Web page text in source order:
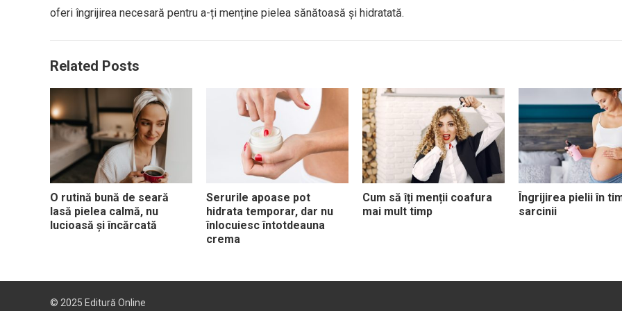
oferi îngrijirea necesară pentru a-ți menține pielea sănătoasă și hidratată.
Related Posts
O rutină bună de seară
lasă pielea calmă, nu
lucioasă și încărcată
Serurile apoase pot
hidrata temporar, dar nu
înlocuiesc întotdeauna
crema
Cum să îți menții coafura
mai mult timp
Îngrijirea pielii în
sarcinii
© 2025 Editură Online